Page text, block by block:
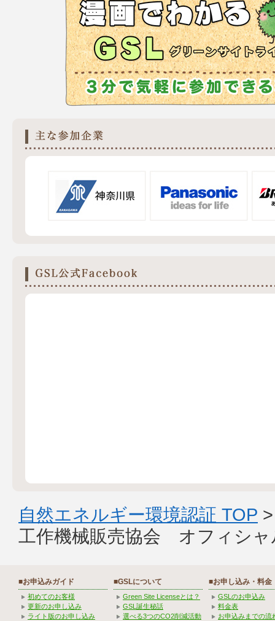
自然エネルギー環境認証 TOP
工作機械販売協会 オフィシャ
■お申込みガイド
初めてのお客様
更新のお申し込み
ライト版のお申し込み
■GSLについて
Green Site Licenseとは？
GSL誕生秘話
選べる3つのCO2削減活動
■お申し込み・料金
GSLのお申込み
料金表
お申込みまでの流